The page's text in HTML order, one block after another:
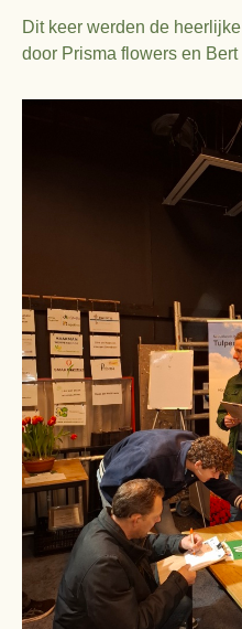
Dit keer werden de
door Prisma flowers en